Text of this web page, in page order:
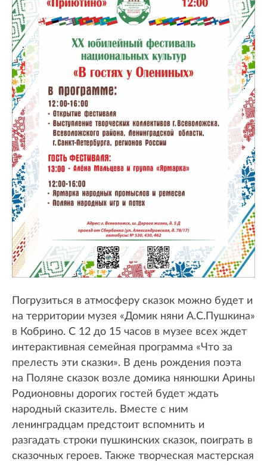
Погрузиться в атмосферу сказок можно будет и
на территории музея «Домик няни А.С.Пушкина»
в Кобрино. С 12 до 15 часов в музее всех ждет
интерактивная семейная программа «Что за
прелесть эти сказки». В день рождения поэта
на Поляне сказок возле домика нянюшки Арины
Родионовны дорогих гостей будет ждать
народный сказитель. Вместе с ним
ленинградцам предстоит вспомнить и
разгадать строки пушкинских сказок, поиграть в
сказочных героев. Также творческая мастерская